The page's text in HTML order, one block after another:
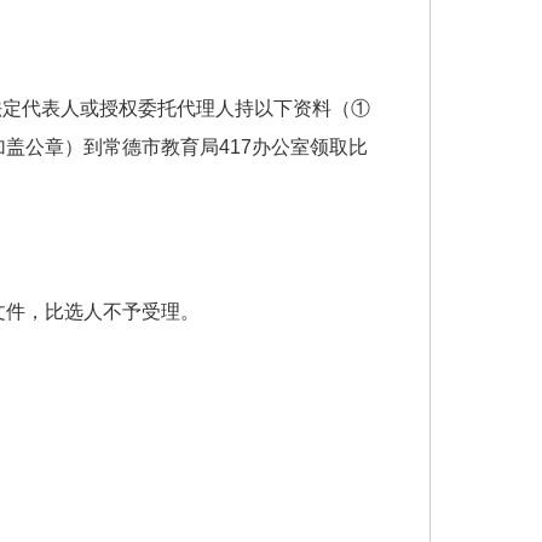
代表人或授权委托代理人持以下资料（①
公章）到常德市教育局417办公室领取比
，比选人不予受理。